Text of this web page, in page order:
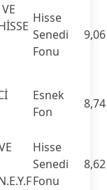
Hisse
Senedi
Fonu
9,06
Esnek
Fon
8,74
Hisse
Senedi
Fonu
8,62